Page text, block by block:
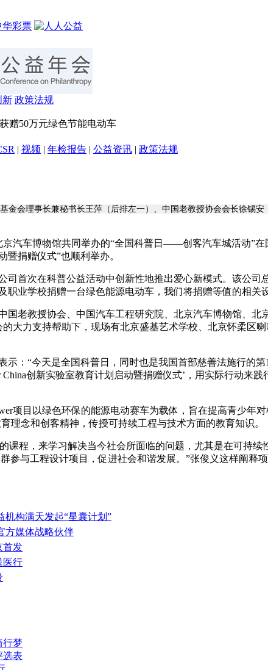
新 政策法规
赠50万元绿色节能电动车
| 视频 | 年检报告 | 公益资讯 | 政策法规
金会理事长兼秘书长王萍（后排左一）、中国老教授协会会长徐锡
京汽车博物馆共同举办的“全国科普日——创客汽车城活动”
暨捐赠仪式”也顺利举办。
首次在科普公益活动中创新性地推出爱心新模式。该公司
职业学校捐赠一台绿色能源电动车，我们将捐赠等值的相关
国老教授协会、中国汽车工程研究院、北京汽车博物馆、
大力支持帮助下，现场有北京盛基艺术学校、北京怀柔区
示：“今天是全国科普日，同时也是我国首部慈善法施行的
China创新实验室教育计划启动暨捐赠仪式’，用实际行动
项目以绿色环保的能源电动赛车为载体，旨在提高青少
理念和创客精神，传授可持续工程与技术方面的教育知识。
课程，来学习解决当今社会所面临的问题，尤其是在可持
参与工程设计项目，促进社会和谐发展。”张俊义这样阐释
机构满天发起“星囊计划”
方媒体战略伙伴
首发
医行
行梦
选表